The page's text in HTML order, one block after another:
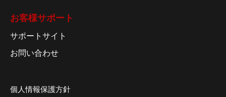
お客様サポート
サポートサイト
お問い合わせ
個人情報保護方針